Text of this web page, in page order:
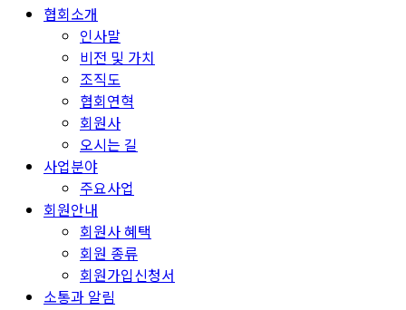
Close 협회소개
인사말
비전 및 가치
조직도
협회연혁
회원사
오시는 길
사업분야
주요사업
회원안내
회원사 혜택
회원 종류
회원가입신청서
소통과 알림